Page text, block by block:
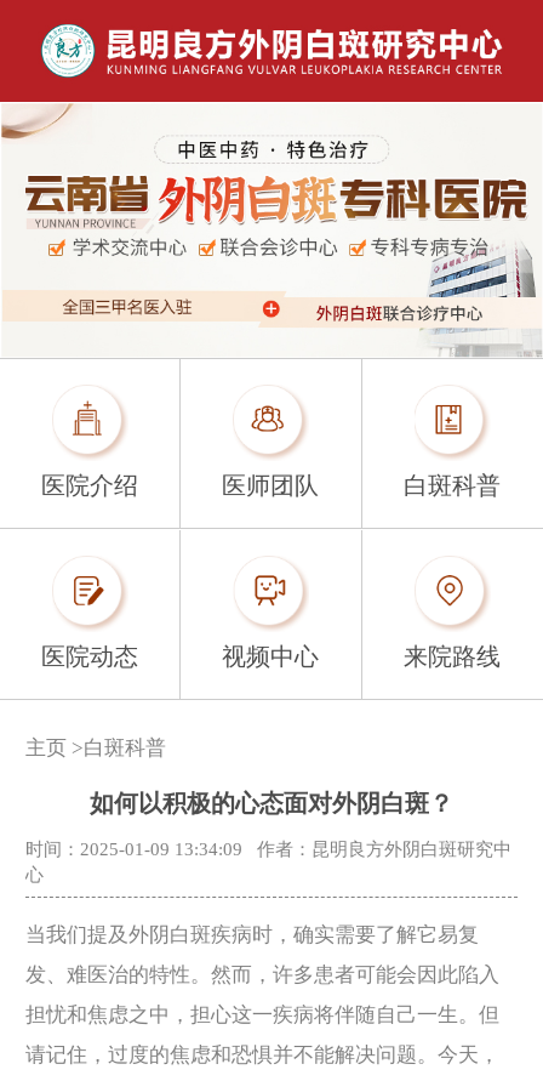
医院介绍 医师团队 白斑科普
医院动态 视频中心 来院路线
主页 >白斑科普
如何以积极的心态面对外阴白斑？
时间：2025-01-09 13:34:09
作者：昆明良方外阴白斑研究中
心
当我们提及外阴白斑疾病时，确实需要了解它易复
发、难医治的特性。然而，许多患者可能会因此陷入
担忧和焦虑之中，担心这一疾病将伴随自己一生。但
请记住，过度的焦虑和恐惧并不能解决问题。今天，